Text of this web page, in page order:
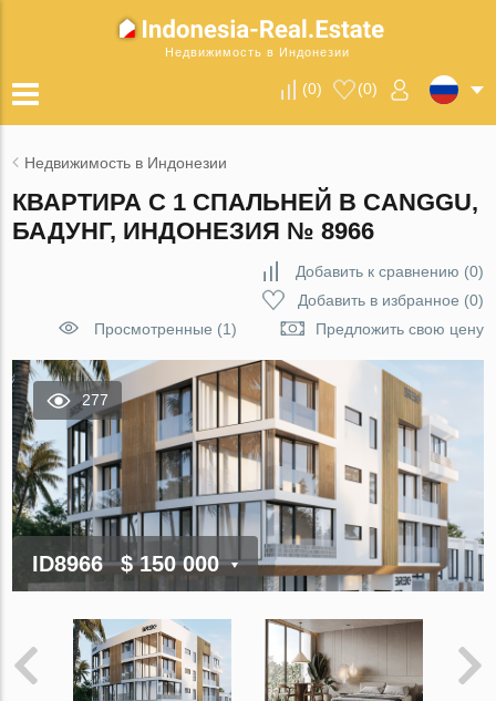
Недвижимость в Индонезии
(0) (0)
Недвижимость в Индонезии
КВАРТИРА С 1 СПАЛЬНЕЙ В CANGGU,
БАДУНГ, ИНДОНЕЗИЯ № 8966
Добавить к сравнению (0)
Добавить в избранное (0)
Просмотренные (1)
Предложить свою цену
277
ID8966 $ 150 000